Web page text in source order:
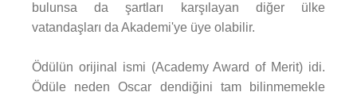
bulunsa da şartları karşılayan diğer ülke
vatandaşları da Akademi'ye üye olabilir.
Ödülün orijinal ismi (Academy Award of Merit) idi.
Ödüle neden Oscar dendiğini tam bilinmemekle